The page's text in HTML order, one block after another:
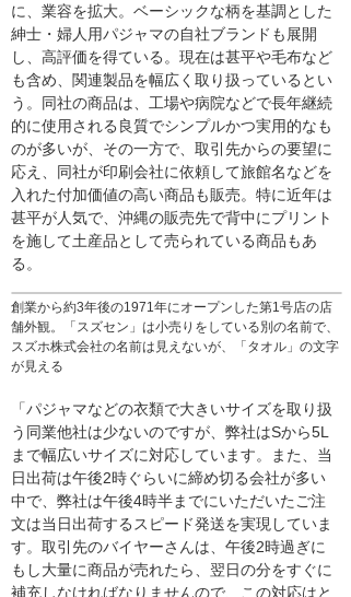
創業から約3年後の1971年にオープンした第1号店の店
舗外観。「スズセン」は小売りをしている別の名前で、
スズホ株式会社の名前は見えないが、「タオル」の文字
が見える
に、業容を拡大。ベーシックな柄を基調とした
紳士・婦人用パジャマの自社ブランドも展開
し、高評価を得ている。現在は甚平や毛布など
も含め、関連製品を幅広く取り扱っているとい
う。同社の商品は、工場や病院などで長年継続
的に使用される良質でシンプルかつ実用的なも
のが多いが、その一方で、取引先からの要望に
応え、同社が印刷会社に依頼して旅館名などを
入れた付加価値の高い商品も販売。特に近年は
甚平が人気で、沖縄の販売先で背中にプリント
を施して土産品として売られている商品もあ
る。
「パジャマなどの衣類で大きいサイズを取り扱
う同業他社は少ないのですが、弊社はSから5L
まで幅広いサイズに対応しています。また、当
日出荷は午後2時ぐらいに締め切る会社が多い
中で、弊社は午後4時半までにいただいたご注
文は当日出荷するスピード発送を実現していま
す。取引先のバイヤーさんは、午後2時過ぎに
もし大量に商品が売れたら、翌日の分をすぐに
補充しなければなりませんので、この対応はと